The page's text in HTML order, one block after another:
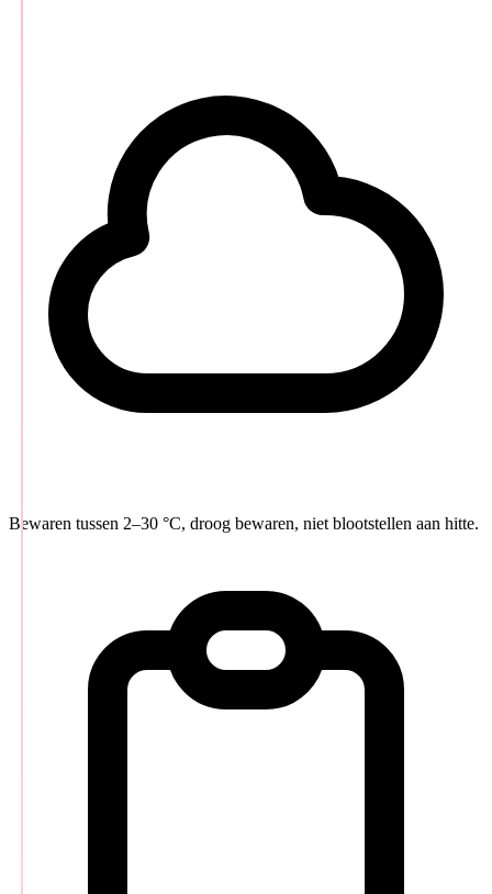
Bewaren tussen 2–30 °C, droog bewaren, niet blootstellen aan hitte.